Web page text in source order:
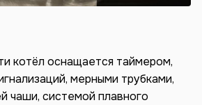
котёл оснащается таймером,
мерными трубками,
чаши, системой плавного